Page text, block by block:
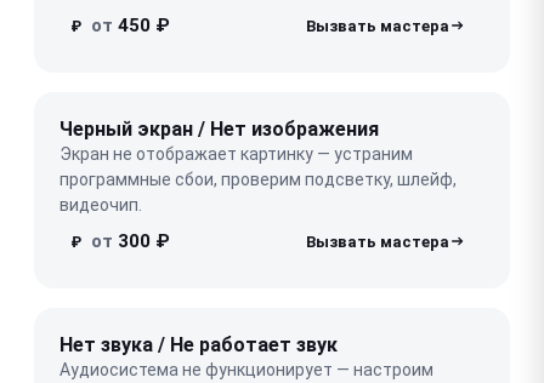
₽ от 450 ₽
Черный экран / Нет изображения
Экран не отображает картинку — устраним
программные сбои, проверим подсветку, шлейф,
видеочип.
₽ от 300 ₽
Нет звука / Не работает звук
Аудиосистема не функционирует — настроим